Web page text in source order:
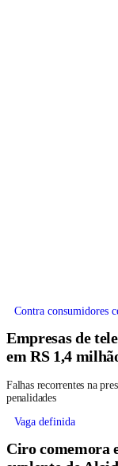
Contra consumidores
Empresas de
em RS 1,4
Falhas recorrentes na
penalidades
Vaga definida
Ciro comemora